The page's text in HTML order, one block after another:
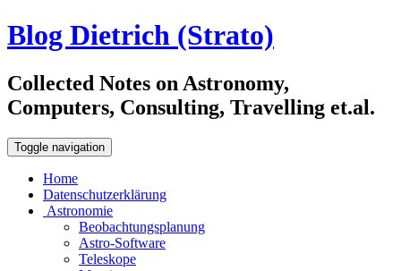
Blog Dietrich (Strato)
Collected Notes on Astronomy,
Computers, Consulting, Travelling et.al.
Toggle navigation
Home
Datenschutzerklärung
Astronomie
Beobachtungsplanung
Astro-Software
Teleskope